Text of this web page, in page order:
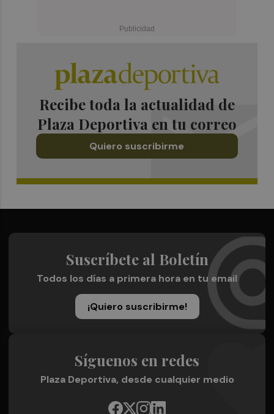
Recibe toda la actualidad de
Plaza Deportiva en tu correo
Quiero suscribirme
Suscríbete al Boletín
Todos los días a primera hora en tu email
¡Quiero suscribirme!
Síguenos en redes
Plaza Deportiva, desde cualquier medio